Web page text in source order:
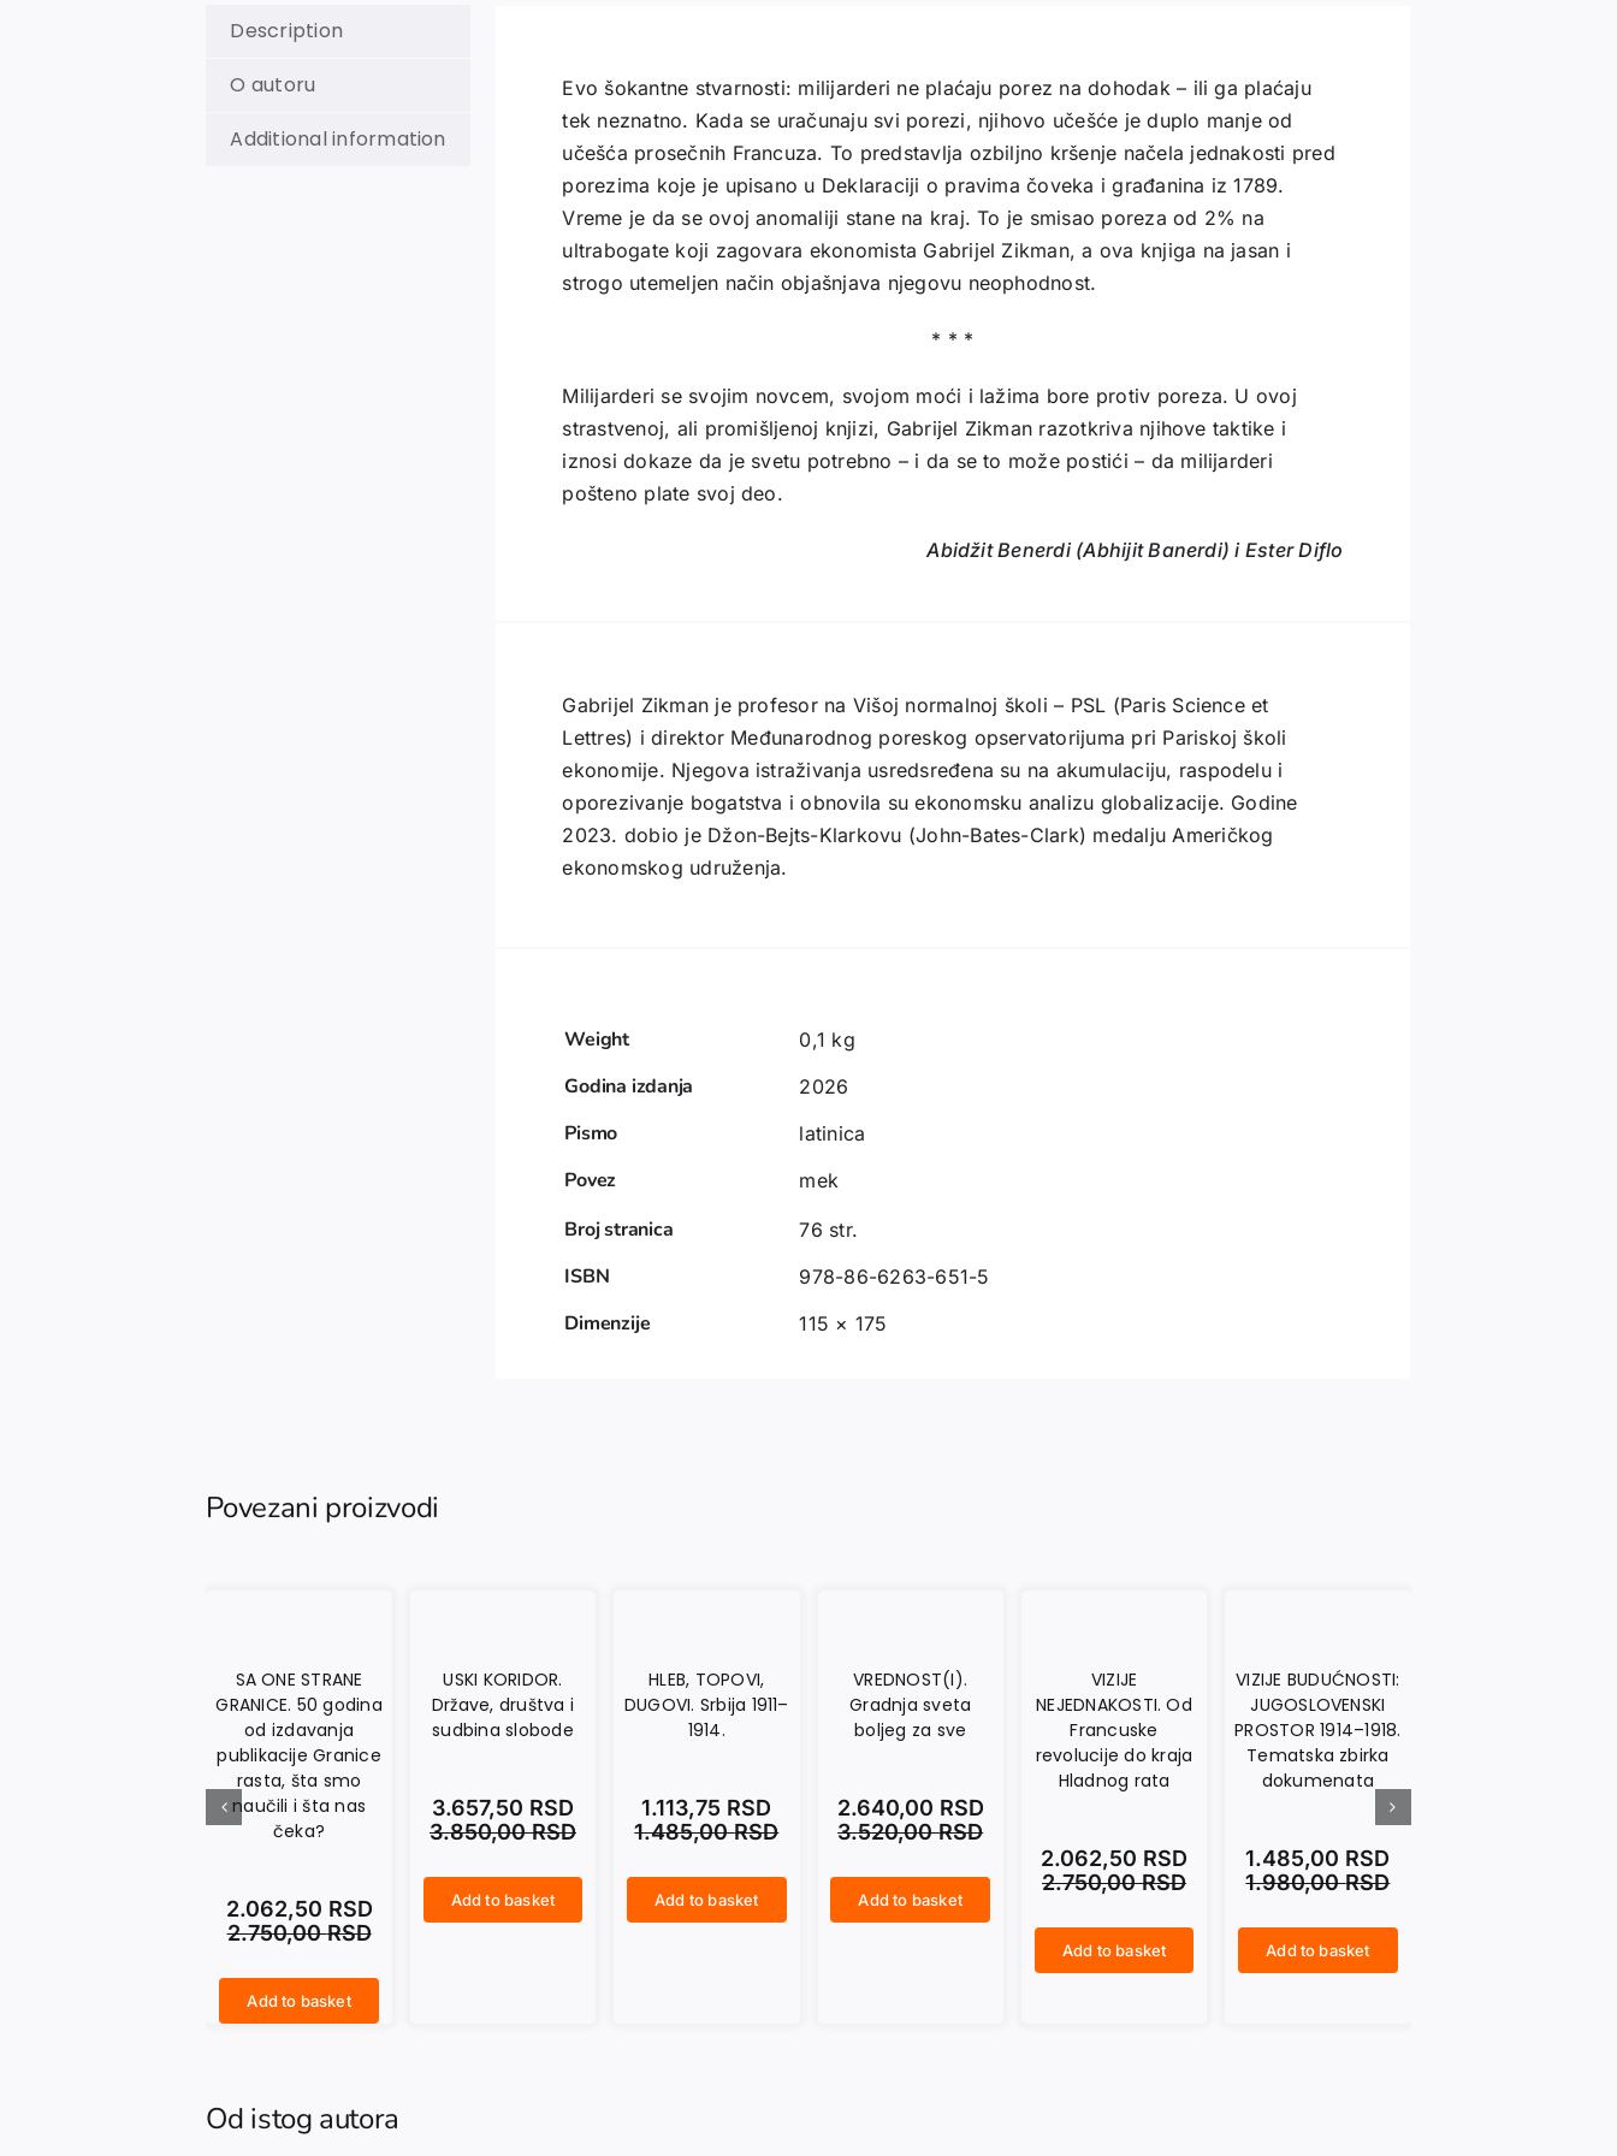
STATI
NA
KRAJ
quantity
Description
O autoru
Additional information
Evo šokantne stvarnosti: milijarderi ne plaćaju porez na dohodak – ili ga plaćaju
tek neznatno. Kada se uračunaju svi porezi, njihovo učešće je duplo manje od
učešća prosečnih Francuza. To predstavlja ozbiljno kršenje načela jednakosti pred
porezima koje je upisano u Deklaraciji o pravima čoveka i građanina iz 1789.
Vreme je da se ovoj anomaliji stane na kraj. To je smisao poreza od 2% na
ultrabogate koji zagovara ekonomista Gabrijel Zikman, a ova knjiga na jasan i
strogo utemeljen način objašnjava njegovu neophodnost.
* * *
Milijarderi se svojim novcem, svojom moći i lažima bore protiv poreza. U ovoj
strastvenoj, ali promišljenoj knjizi, Gabrijel Zikman razotkriva njihove taktike i
iznosi dokaze da je svetu potrebno – i da se to može postići – da milijarderi
pošteno plate svoj deo.
Abidžit Benerdi (Abhijit Banerdi) i Ester Diflo
Gabrijel Zikman je profesor na Višoj normalnoj školi – PSL (Paris Science et
Lettres) i direktor Međunarodnog poreskog opservatorijuma pri Pariskoj školi
ekonomije. Njegova istraživanja usredsređena su na akumulaciju, raspodelu i
oporezivanje bogatstva i obnovila su ekonomsku analizu globalizacije. Godine
2023. dobio je Džon-Bejts-Klarkovu (John-Bates-Clark) medalju Američkog
ekonomskog udruženja.
Weight 0,1 kg
Godina izdanja 2026
Pismo latinica
Povez mek
Broj stranica 76 str.
ISBN 978-86-6263-651-5
Dimenzije 115 × 175
Povezani proizvodi
SA ONE STRANE
GRANICE. 50 godina
od izdavanja
publikacije Granice
rasta, šta smo
naučili i šta nas
čeka?
2.750,00RSD
2.062,50 RSD
Add to basket
USKI KORIDOR.
Države, društva i
sudbina slobode
3.850,00RSD
3.657,50 RSD
Add to basket
HLEB, TOPOVI,
DUGOVI. Srbija 1911–
1914.
1.485,00RSD
1.113,75 RSD
Add to basket
VREDNOST(I).
Gradnja sveta
boljeg za sve
3.520,00RSD
2.640,00 RSD
Add to basket
VIZIJE
NEJEDNAKOSTI. Od
Francuske
revolucije do kraja
Hladnog rata
2.750,00RSD
2.062,50 RSD
Add to basket
VIZIJE BUDUĆNOSTI:
JUGOSLOVENSKI
PROSTOR 1914–1918.
Tematska zbirka
dokumenata
1.980,00RSD
1.485,00 RSD
Add to basket
Od istog autora